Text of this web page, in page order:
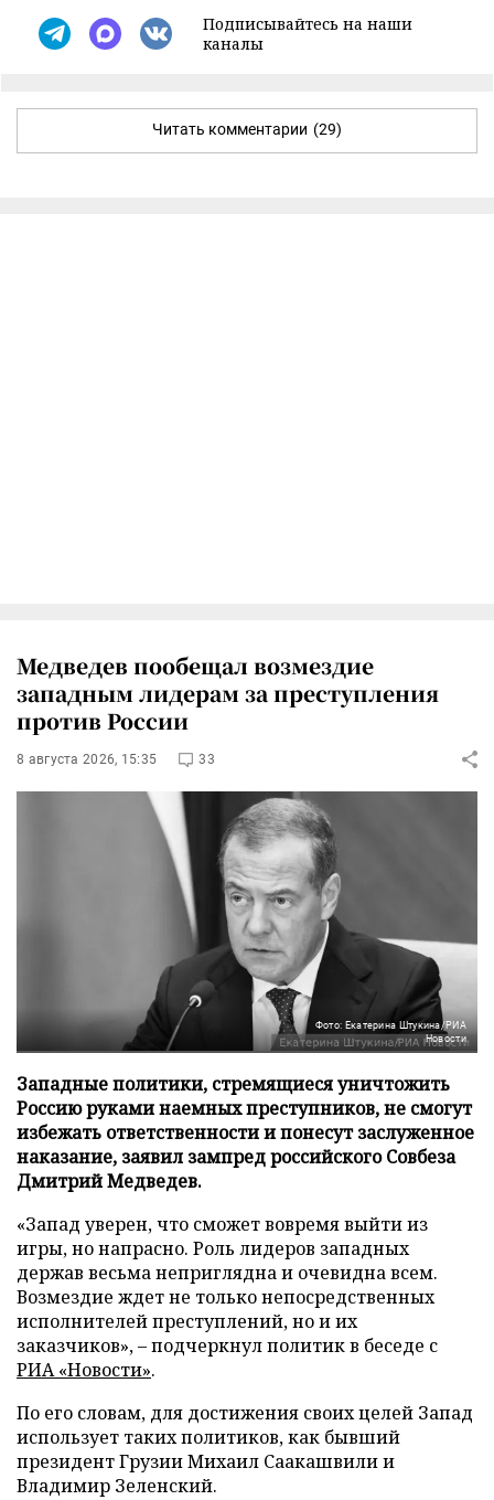
Подписывайтесь на наши
каналы
Читать комментарии (29)
Медведев пообещал возмездие
западным лидерам за преступления
против России
8 августа 2026, 15:35 33
Фото: Екатерина Штукина/РИА
Новости
Западные политики, стремящиеся уничтожить
Россию руками наемных преступников, не смогут
избежать ответственности и понесут заслуженное
наказание, заявил зампред российского Совбеза
Дмитрий Медведев.
«Запад уверен, что сможет вовремя выйти из
игры, но напрасно. Роль лидеров западных
держав весьма неприглядна и очевидна всем.
Возмездие ждет не только непосредственных
исполнителей преступлений, но и их
заказчиков», – подчеркнул политик в беседе с
РИА «Новости».
По его словам, для достижения своих целей Запад
использует таких политиков, как бывший
президент Грузии Михаил Саакашвили и
Владимир Зеленский.